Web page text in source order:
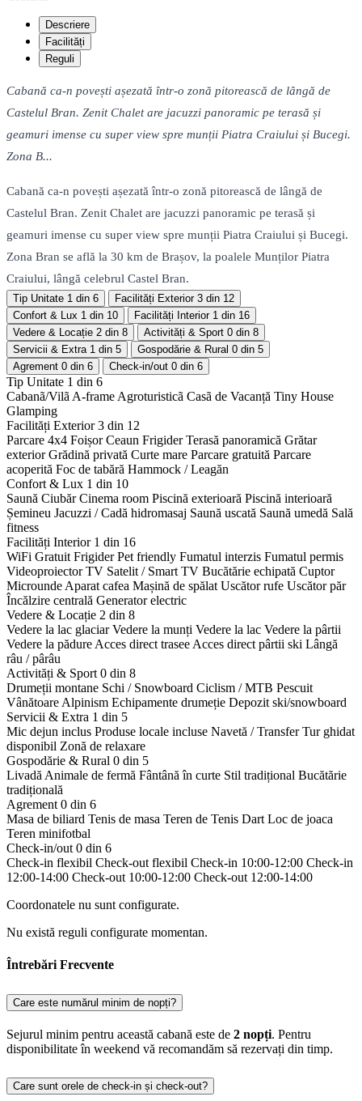
Descriere
Facilități
Reguli
Cabană ca-n povești așezată într-o zonă pitorească de lângă de
Castelul Bran. Zenit Chalet are jacuzzi panoramic pe terasă și
geamuri imense cu super view spre munții Piatra Craiului și Bucegi.
Zona B...
Cabană ca-n povești așezată într-o zonă pitorească de lângă de
Castelul Bran. Zenit Chalet are jacuzzi panoramic pe terasă și
geamuri imense cu super view spre munții Piatra Craiului și Bucegi.
Zona Bran se află la 30 km de Brașov, la poalele Munților Piatra
Craiului, lângă celebrul Castel Bran.
Tip Unitate 1 din 6 Facilități Exterior 3 din 12
Confort & Lux 1 din 10 Facilități Interior 1 din 16
Vedere & Locație 2 din 8 Activități & Sport 0 din 8
Servicii & Extra 1 din 5 Gospodărie & Rural 0 din 5
Agrement 0 din 6 Check-in/out 0 din 6
Tip Unitate 1 din 6
Cabanã/Vilã A-frame Agroturisticã Casã de Vacanță Tiny House
Glamping
Facilități Exterior3 din 12
Parcare 4x4 Foișor Ceaun Frigider Terasă panoramică Grătar
exterior Grădină privată Curte mare Parcare gratuită Parcare
acoperită Foc de tabără Hammock / Leagăn
Confort & Lux 1 din 10
Saună Ciubăr Cinema room Piscină exterioară Piscină interioară
Șemineu Jacuzzi / Cadă hidromasaj Saună uscată Saună umedă Sală
fitness
Facilități Interior 1 din 16
WiFi Gratuit Frigider Pet friendly Fumatul interzis Fumatul permis
Videoproiector TV Satelit / Smart TV Bucătărie echipată Cuptor
Microunde Aparat cafea Mașină de spălat Uscător rufe Uscător păr
Încălzire centrală Generator electric
Vedere & Locație 2 din 8
Vedere la lac glaciar Vedere la munți Vedere la lac Vedere la pârtii
Vedere la pădure Acces direct trasee Acces direct pârtii ski Lângă
râu / pârâu
Activități & Sport 0 din 8
Drumeții montane Schi / Snowboard Ciclism / MTB Pescuit
Vânătoare Alpinism Echipamente drumeție Depozit ski/snowboard
Servicii & Extra 1 din 5
Mic dejun inclus Produse locale incluse Navetă / Transfer Tur ghidat
disponibil Zonă de relaxare
Gospodărie & Rural 0 din 5
Livadă Animale de fermă Fântână în curte Stil tradițional Bucătărie
tradițională
Agrement 0 din 6
Masa de biliard Tenis de masa Teren de Tenis Dart Loc de joaca
Teren minifotbal
Check-in/out 0 din 6
Check-in flexibil Check-out flexibil Check-in 10:00-12:00 Check-in
12:00-14:00 Check-out 10:00-12:00 Check-out 12:00-14:00
Coordonatele nu sunt configurate.
Nu există reguli configurate momentan.
Întrebări Frecvente
Care este numărul minim de nopți?
Sejurul minim pentru această cabană este de 2 nopți. Pentru
disponibilitate în weekend vă recomandăm să rezervați din timp.
Care sunt orele de check-in și check-out?